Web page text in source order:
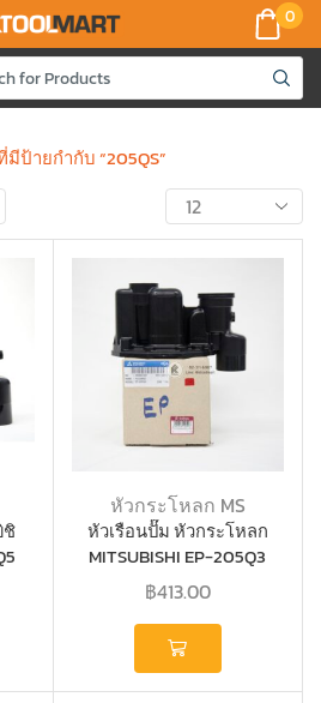
0
ป้ายกำกับ “205QS”
ชิ
หัวกระโหลก MS
หัวเรือนปั๊ม หัวกระโหลก
MITSUBISHI EP-205Q3
รหัส H00607J01
฿413.00